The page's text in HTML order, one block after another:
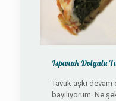
Ispanak Dolgulu
Tavuk aşkı
bayılıyorum. Ne